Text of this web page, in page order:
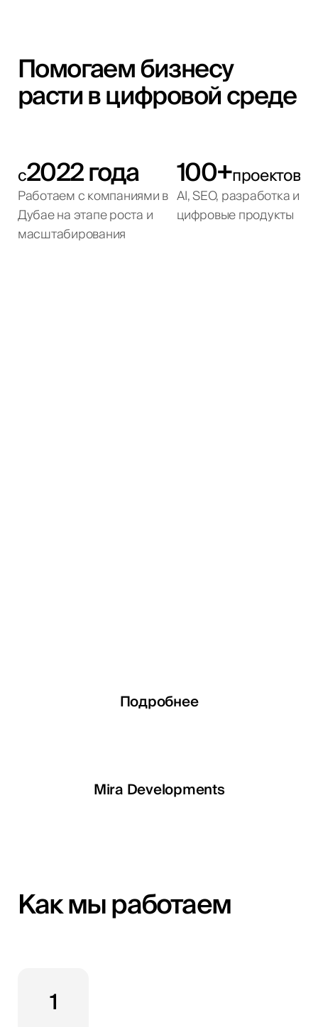
Помогаем бизнесу
расти в цифровой среде
с2022 года
Работаем с компаниями в
Дубае на этапе роста и
масштабирования
100+проектов
AI, SEO, разработка и
цифровые продукты
Подробнее
Подробнее
Подробнее
Подробнее
Mira Developments
Как мы работаем
1